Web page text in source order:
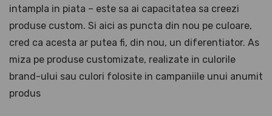
intampla in piata – este sa ai capacitatea sa creezi
produse custom. Si aici as puncta din nou pe culoare,
cred ca acesta ar putea fi, din nou, un diferentiator. As
miza pe produse customizate, realizate in culorile
brand-ului sau culori folosite in campaniile unui anumit
produs